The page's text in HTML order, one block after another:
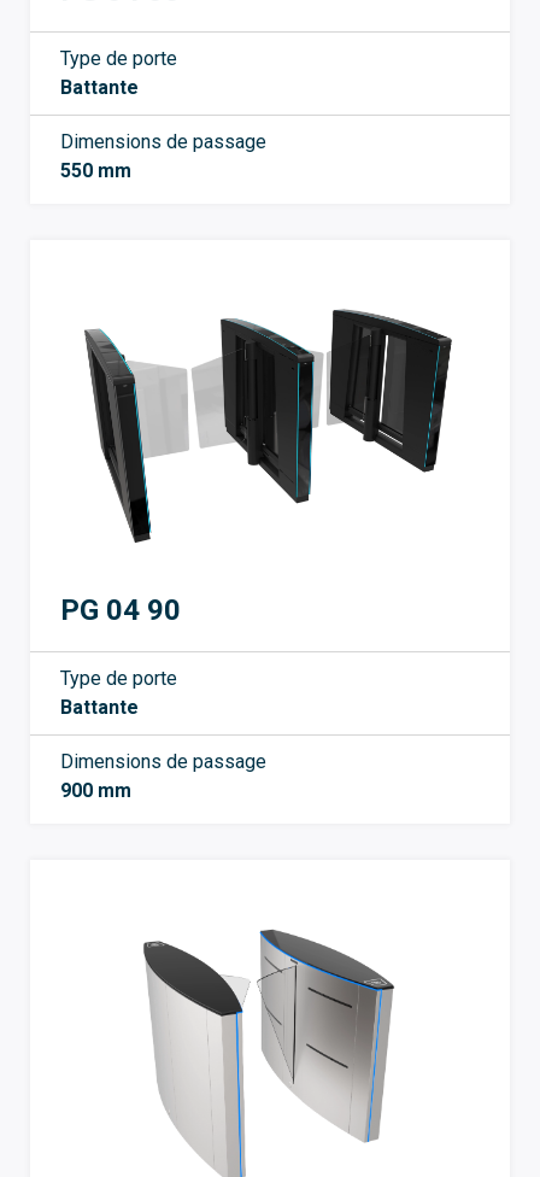
Type de porte
Battante
Dimensions de passage
550 mm
PG 04 90
Type de porte
Battante
Dimensions de passage
900 mm